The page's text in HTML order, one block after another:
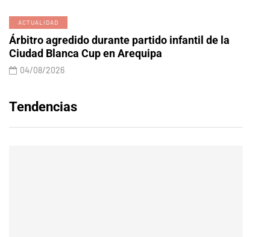
ACTUALIDAD
Árbitro agredido durante partido infantil de la
Ciudad Blanca Cup en Arequipa
04/08/2026
Tendencias